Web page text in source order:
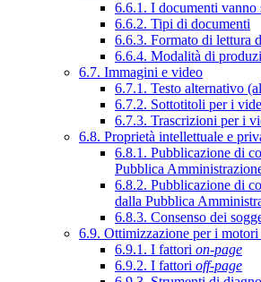
6.6.1. I documenti vanno
6.6.2. Tipi di documenti
6.6.3. Formato di lettura
6.6.4. Modalità di
6.7. Immagini e video
6.7.1. Testo alternativo
6.7.2. Sottotitoli per i
6.7.3. Trascrizioni per i
6.8. Proprietà intellettuale e
6.8.1. Pubblicazione di
Pubblica
6.8.2. Pubblicazione di
dalla Pubblica
6.8.3. Consenso dei
6.9. Ottimizzazione per i
6.9.1. I fattori on-page
6.9.2. I fattori off-page